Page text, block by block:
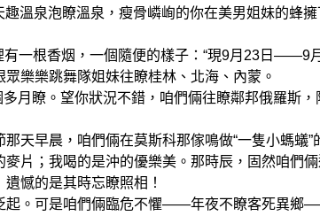
泉泡瞭溫泉，瘦骨嶙峋的你在美男姐妹的蜂擁
一根香烟，一個隨便的樣子：“現9月23日——9
樂樂跳舞隊姐妹往瞭桂林、北海、內蒙。
瞭。望你狀況不錯，咱們倆往瞭鄰邦俄羅斯，
早晨，咱們倆在莫斯科那傢鳴做“一隻小螞蟻”
片；我喝的是沖的優樂美。那時辰，固然咱們
憾的是其時忘瞭照相！
。可是咱們倆臨危不懼——年夜不瞭客死異鄉